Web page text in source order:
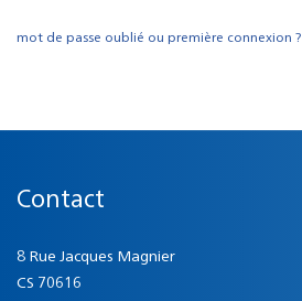
mot de passe oublié ou première connexion ?
Contact
8 Rue Jacques Magnier
CS 70616